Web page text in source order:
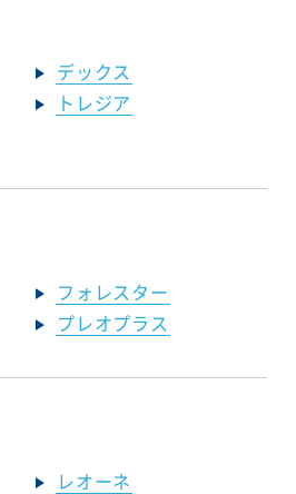
デックス
トレジア
フォレスター
プレオプラス
レオーネ